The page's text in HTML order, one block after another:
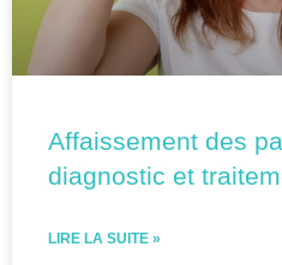
Affaissement des
diagnostic et
LIRE LA SUITE »